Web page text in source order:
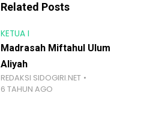
Related Posts
KETUA I
Madrasah Miftahul Ulum
Aliyah
REDAKSI SIDOGIRI.NET
6 TAHUN AGO